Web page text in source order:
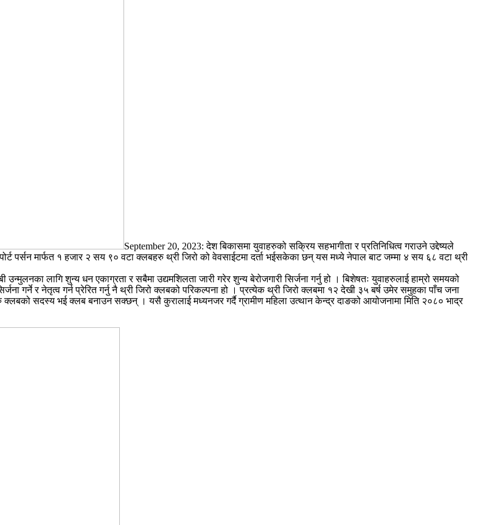
September 20, 2023: देश बिकासमा युवाहरुको सक्रिय सहभागीता र प्रतिनिधित्व गराउने उद्देष्यले
पर्सन मार्फत १ हजार २ सय ९० वटा क्लबहरु थ्री जिरो को वेवसाईटमा दर्ता भईसकेका छन् यस मध्ये नेपाल बाट जम्मा ४ सय ६८ वटा थ्री
लागि शुन्य धन एकाग्रता र सबैमा उद्यमशिलता जारी गरेर शुन्य बेरोजगारी सिर्जना गर्नु हो । बिशेषतः युवाहरुलाई हाम्रो समयको
गर्ने र नेतृत्व गर्न प्रेरित गर्नु नै थ्री जिरो क्लबको परिकल्पना हो । प्रत्येक थ्री जिरो क्लबमा १२ देखी ३५ बर्ष उमेर समुहका पाँच जना
सदस्य भई क्लब बनाउन सक्छन् । यसै कुरालाई मध्यनजर गर्दै ग्रामीण महिला उत्थान केन्द्र दाङको आयोजनामा मिति २०८० भाद्र